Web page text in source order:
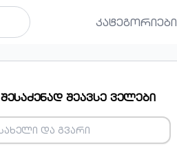
კატეგორიები
შესაძენად შეავსე ველები